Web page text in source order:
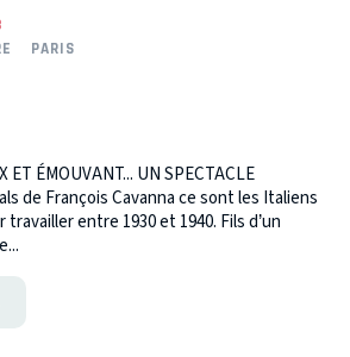
PARIS
ET ÉMOUVANT... UN SPECTACLE
de François Cavanna ce sont les Italiens
entre 1930 et 1940. Fils d’un